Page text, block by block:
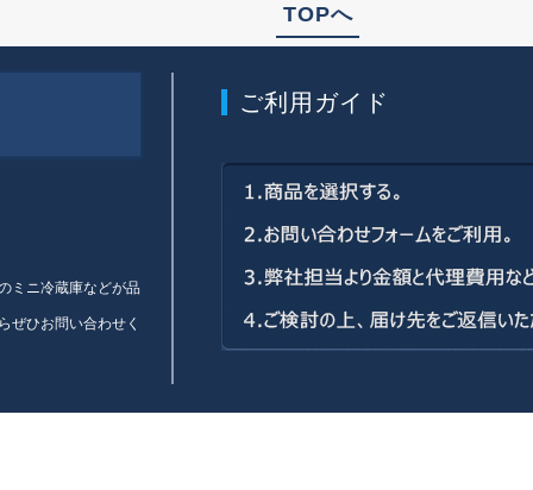
TOPへ
ミニ冷蔵庫などが品
ぜひお問い合わせく
ご利用ガイド